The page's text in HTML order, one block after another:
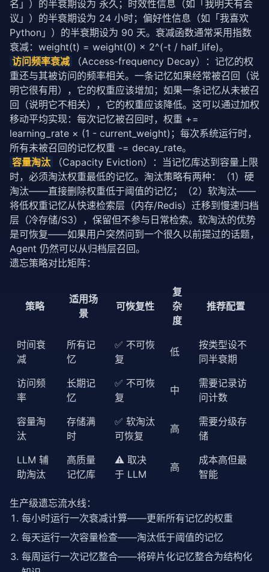
名」）的半衰期设为 永久；时效性信息（如「我明天有会
议」）的半衰期设为 24 小时；偏好性信息（如「我喜欢
Python」）的半衰期设为 90 天。衰减函数通常采用指数
衰减：weight(t) = weight(0) × 2^(-t / half_life)。
访问频率衰减
（Access-frequency Decay）：记忆的权
重还与其被访问的频率相关。一条记忆如果经常被召回（说
明它很有用），它的权重应该增加；如果一条记忆从未被召
回（说明它不相关），它的权重应该降低。这可以通过加权
移动平均实现：每次记忆被召回时，权重 +=
learning_rate × (1 - current_weight)；每次系统运行时，
所有未被召回的记忆权重 -= decay_rate。
容量淘汰
（Capacity Eviction）：当记忆库达到容量上限
时，必须淘汰权重最低的记忆。淘汰策略有两种：（1）硬
淘汰——直接删除权重低于阈值的记忆；（2）软淘汰——
将低权重记忆从快速检索层（内存/Redis）迁移到慢速归档
层（冷存储/S3），保留但不参与日常检索。软淘汰的优势
是可恢复——如果用户突然问到一个很久以前提过的话题，
Agent 仍然可以从归档层召回。
遗忘策略对比矩阵：
策略
适用场
景
可恢复性
复
杂
度
推荐配置
时间衰
减
所有记
忆
✅ 不可恢
复
低
按类型设不
同半衰期
访问频
率
长期记
忆
✅ 不可恢
复
中
需要记录访
问计数
容量淘
汰
存储满
时
✅ 软淘汰
可恢复
高
需要分级存
储
LLM 辅
助淘汰
高质量
记忆库
⚠️ 取决
于 LLM
高
成本高但最
智能
生产级遗忘流水线：
每小时运行一次衰减计算——更新所有记忆的权重
每天运行一次容量检查——淘汰低于阈值的记忆
每周运行一次记忆整合——将碎片化记忆整合为结构化